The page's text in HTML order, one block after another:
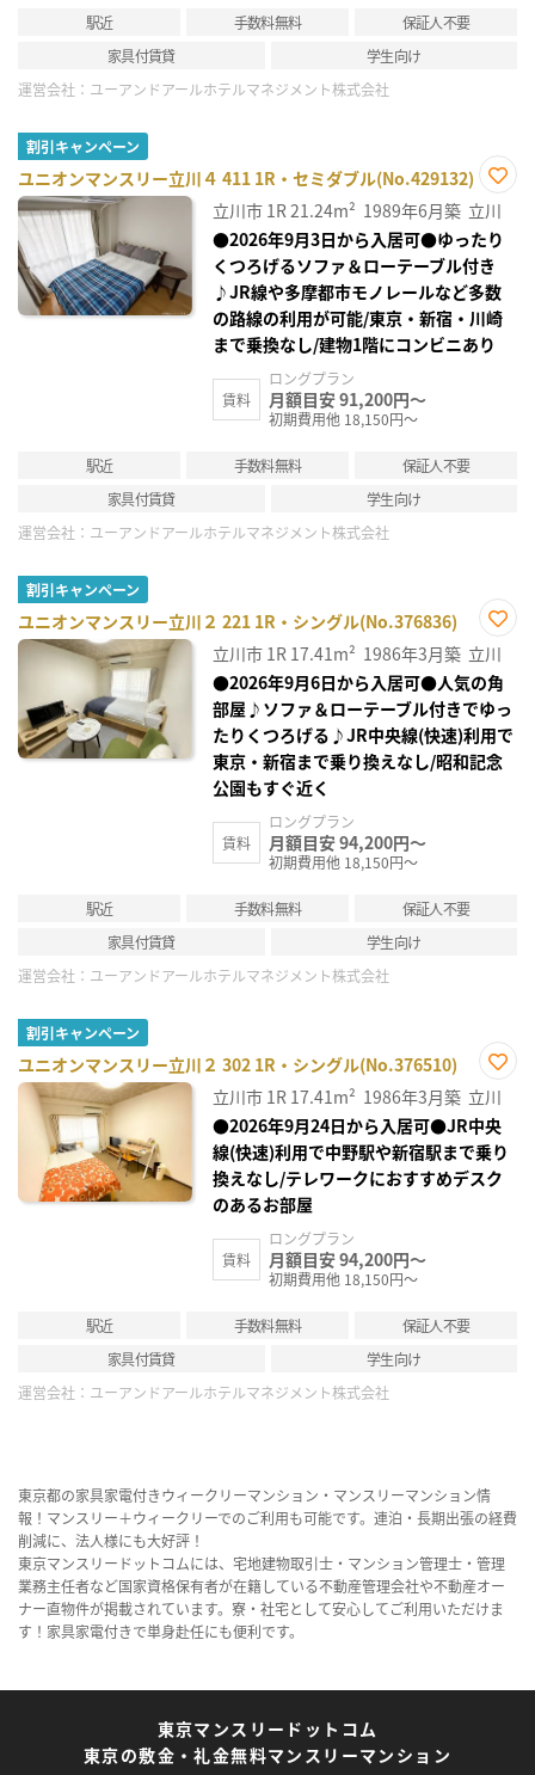
駅近 手数料無料
保証人不要
家具付賃貸
学生向け
運営会社： ユーアンドアールホテルマネジメント株式会社
割引キャンペーン
ユニオンマンスリー立川４ 411 1R・セミダブル(No.429132)
お気
に入
り登
録
立川市 1R21.24m² 1989年6月築 立川
●2026年9月3日から入居可●ゆったり
くつろげるソファ＆ローテーブル付き
♪JR線や多摩都市モノレールなど多数
の路線の利用が可能/東京・新宿・川崎
まで乗換なし/建物1階にコンビニあり
賃料
ロングプラン
月額目安 91,200円～
初期費用他 18,150円～
駅近 手数料無料
保証人不要
家具付賃貸
学生向け
運営会社： ユーアンドアールホテルマネジメント株式会社
割引キャンペーン
ユニオンマンスリー立川２ 221 1R・シングル(No.376836)
お気
に入
り登
録
立川市 1R 17.41m² 1986年3月築 立川
●2026年9月6日から入居可●人気の角
部屋♪ソファ＆ローテーブル付きでゆっ
たりくつろげる♪JR中央線(快速)利用で
東京・新宿まで乗り換えなし/昭和記念
公園もすぐ近く
賃料
ロングプラン
月額目安 94,200円～
初期費用他 18,150円～
駅近 手数料無料
保証人不要
家具付賃貸
学生向け
運営会社： ユーアンドアールホテルマネジメント株式会社
割引キャンペーン
ユニオンマンスリー立川２ 302 1R・シングル(No.376510)
お気
に入
り登
録
立川市 1R 17.41m² 1986年3月築 立川
●2026年9月24日から入居可●JR中央
線(快速)利用で中野駅や新宿駅まで乗り
換えなし/テレワークにおすすめデスク
のあるお部屋
賃料
ロングプラン
月額目安 94,200円～
初期費用他 18,150円～
駅近 手数料無料
保証人不要
家具付賃貸
学生向け
運営会社： ユーアンドアールホテルマネジメント株式会社
東京都の家具家電付きウィークリーマンション・マンスリーマンション情
報！マンスリー＋ウィークリーでのご利用も可能です。連泊・長期出張の経費
削減に、法人様にも大好評！
東京マンスリードットコムには、宅地建物取引士・マンション管理士・管理
業務主任者など国家資格保有者が在籍している不動産管理会社や不動産オー
ナー直物件が掲載されています。寮・社宅として安心してご利用いただけま
す！家具家電付きで単身赴任にも便利です。
東京マンスリードットコム
東京の敷金・礼金無料マンスリーマンション